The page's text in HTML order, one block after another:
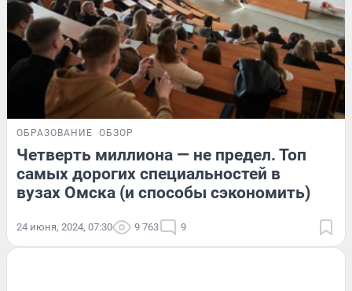
ОБРАЗОВАНИЕ ОБЗОР
Четверть миллиона — не предел. Топ
самых дорогих специальностей в
вузах Омска (и способы сэкономить)
24 июня, 2024, 07:30 9 763 9